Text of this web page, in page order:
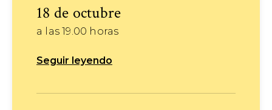
18 de octubre
a las 19.00 horas
Seguir leyendo